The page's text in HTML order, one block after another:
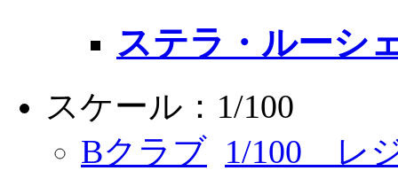
ステラ・ルーシ
スケール：1/100
Bクラブ 1/100 レ